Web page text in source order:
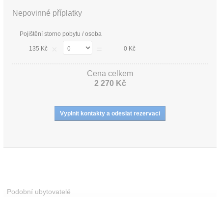
Nepovinné příplatky
Pojištění storno pobytu / osoba
135 Kč 0 Kč
Cena celkem
2 270 Kč
Podobní ubytovatelé